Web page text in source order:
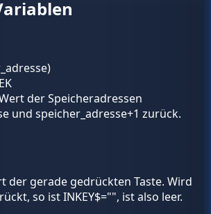
)
der Speicheradressen
und speicher_adresse+1 zurück.
der gerade gedrückten Taste. Wird
so ist INKEY$="", ist also leer.